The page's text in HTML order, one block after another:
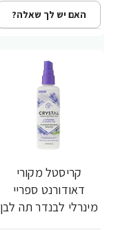
האם יש לך שאלה?
קריסטל מקורי
דאודורנט ספריי
מינרלי לבנדר תה לבן